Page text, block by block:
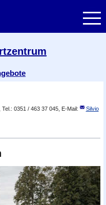
0351 / 463 37 045, E-Mail:
Silvio